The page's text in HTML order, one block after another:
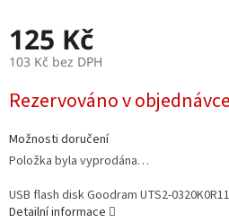
125 Kč
103 Kč bez DPH
cena:
Rezervováno v
Možnosti doručení
Položka byla vyprodána…
USB flash disk Goodram UTS2-
Detailní informace